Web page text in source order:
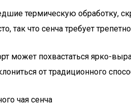
термическую обработку,
так что сенча требует
может похвастаться
от традиционного
чая сенча